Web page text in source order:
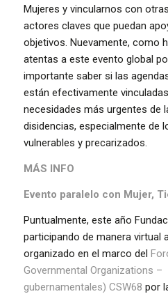
Mujeres y vincularnos con
actores claves que puedan
objetivos. Nuevamente, como
atentas a este evento global
importante saber si las
están efectivamente
necesidades más urgentes de
disidencias, especialmente de
vulnerables y precarizados.
MÁS INFO
Evento paralelo con Mujer,
Puntualmente, este año
participando de manera virtual
organizado en el marco del
Governmental Organizations –
gubernamentales) CSW68 por